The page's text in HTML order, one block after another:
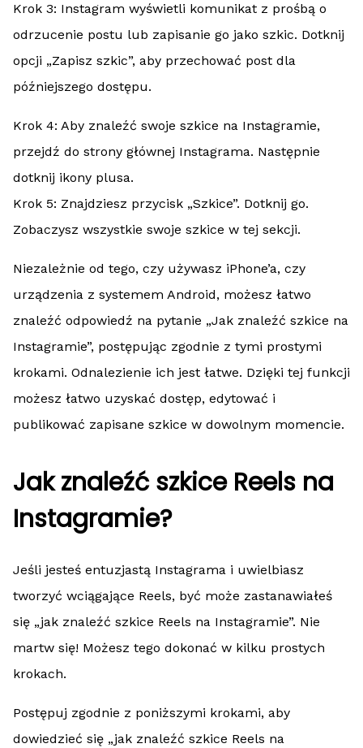
Krok 3: Instagram wyświetli komunikat z prośbą o
odrzucenie postu lub zapisanie go jako szkic. Dotknij
opcji „Zapisz szkic”, aby przechować post dla
późniejszego dostępu.
Krok 4: Aby znaleźć swoje szkice na Instagramie,
przejdź do strony głównej Instagrama. Następnie
dotknij ikony plusa.
Krok 5: Znajdziesz przycisk „Szkice”. Dotknij go.
Zobaczysz wszystkie swoje szkice w tej sekcji.
Niezależnie od tego, czy używasz iPhone’a, czy
urządzenia z systemem Android, możesz łatwo
znaleźć odpowiedź na pytanie „Jak znaleźć szkice na
Instagramie”, postępując zgodnie z tymi prostymi
krokami. Odnalezienie ich jest łatwe. Dzięki tej funkcji
możesz łatwo uzyskać dostęp, edytować i
publikować zapisane szkice w dowolnym momencie.
Jak znaleźć szkice Reels na
Instagramie?
Jeśli jesteś entuzjastą Instagrama i uwielbiasz
tworzyć wciągające Reels, być może zastanawiałeś
się „jak znaleźć szkice Reels na Instagramie”. Nie
martw się! Możesz tego dokonać w kilku prostych
krokach.
Postępuj zgodnie z poniższymi krokami, aby
dowiedzieć się „jak znaleźć szkice Reels na